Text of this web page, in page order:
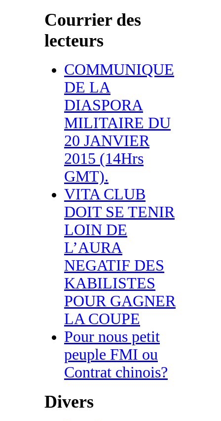
Courrier des
lecteurs
COMMUNIQUE
DE LA
DIASPORA
MILITAIRE DU
20 JANVIER
2015 (14Hrs
GMT).
VITA CLUB
DOIT SE TENIR
LOIN DE
L’AURA
NEGATIF DES
KABILISTES
POUR GAGNER
LA COUPE
Pour nous petit
peuple FMI ou
Contrat chinois?
Divers